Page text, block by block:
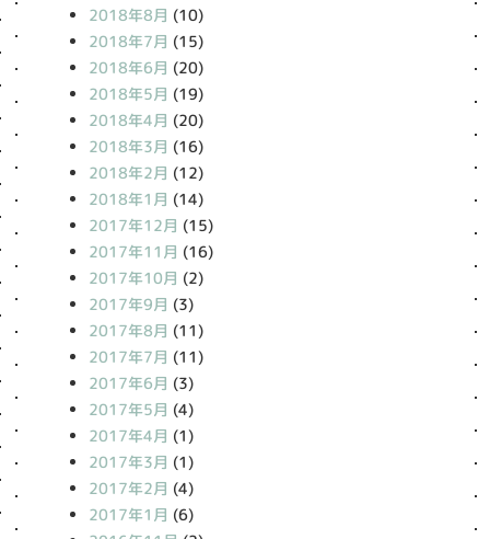
2018年8月 (10)
2018年7月 (15)
2018年6月 (20)
2018年5月 (19)
2018年4月 (20)
2018年3月 (16)
2018年2月 (12)
2018年1月 (14)
2017年12月 (15)
2017年11月 (16)
2017年10月 (2)
2017年9月 (3)
2017年8月 (11)
2017年7月 (11)
2017年6月 (3)
2017年5月 (4)
2017年4月 (1)
2017年3月 (1)
2017年2月 (4)
2017年1月 (6)